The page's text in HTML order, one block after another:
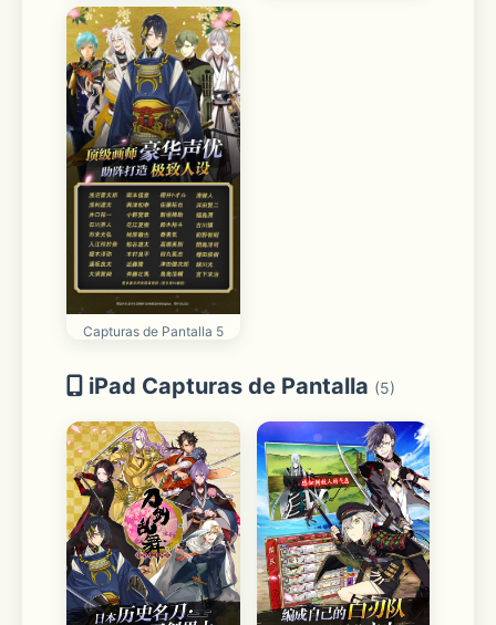
Capturas de Pantalla 5
iPad Capturas de Pantalla (5)